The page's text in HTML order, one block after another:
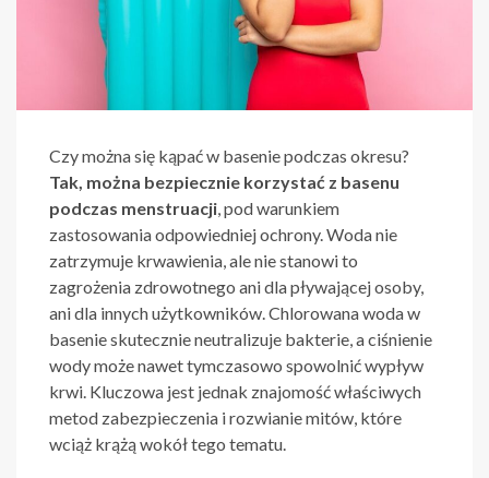
Czy można się kąpać w basenie podczas okresu?
Tak, można bezpiecznie korzystać z basenu
podczas menstruacji, pod warunkiem
zastosowania odpowiedniej ochrony. Woda nie
zatrzymuje krwawienia, ale nie stanowi to
zagrożenia zdrowotnego ani dla pływającej osoby,
ani dla innych użytkowników. Chlorowana woda w
basenie skutecznie neutralizuje bakterie, a ciśnienie
wody może nawet tymczasowo spowolnić wypływ
krwi. Kluczowa jest jednak znajomość właściwych
metod zabezpieczenia i rozwianie mitów, które
wciąż krążą wokół tego tematu.